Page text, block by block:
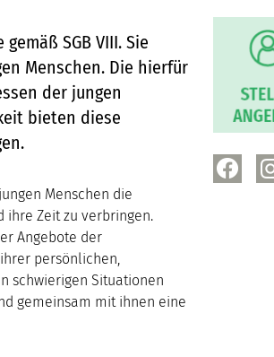
SGB VIII. Sie
Menschen. Die hierfür
der jungen
bieten diese
Menschen die
ihre Zeit zu verbringen.
Angebote der
persönlichen,
schwierigen Situationen
gemeinsam mit ihnen eine